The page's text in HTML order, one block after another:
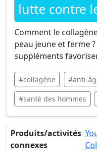
lutte contre
Comment le
peau jeune et ferme
suppléments
#collagène #anti-
#santé des hommes
Produits/activités
connexes